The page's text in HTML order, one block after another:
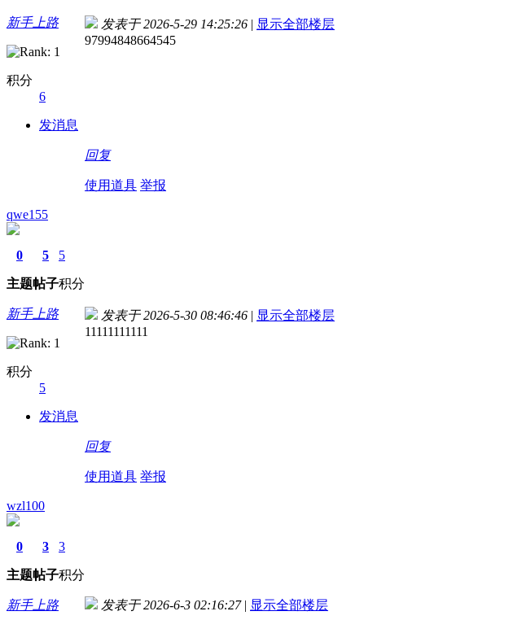
新手上路
积分
6
发消息
发表于 2026-5-29 14:25:26 | 显示全部楼层
97994848664545
回复
使用道具 举报
qwe155
0
主题
5
帖子
5
积分
新手上路
积分
5
发消息
发表于 2026-5-30 08:46:46 | 显示全部楼层
11111111111
回复
使用道具 举报
wzl100
0
主题
3
帖子
3
积分
新手上路 发表于 2026-6-3 02:16:27 | 显示全部楼层